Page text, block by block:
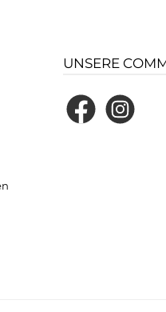
UNSERE
FacebookInstagram